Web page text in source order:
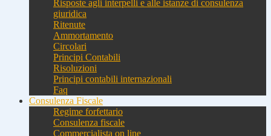
Risposte agli interpelli e alle istanze di consulenza
giuridica
Ritenute
Ammortamento
Circolari
Principi Contabili
Risoluzioni
Principi contabili internazionali
Faq
Consulenza Fiscale
Regime forfettario
Consulenza fiscale
Commercialista on line